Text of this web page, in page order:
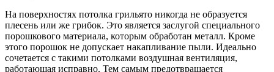
На поверхностях потолка грильято никогда не образуется
плесень или же грибок. Это является заслугой специального
порошкового материала, которым обработан металл. Кроме
этого порошок не допускает накапливание пыли. Идеально
сочетается с такими потолками воздушная вентиляция,
работающая исправно. Тем самым предотвращается